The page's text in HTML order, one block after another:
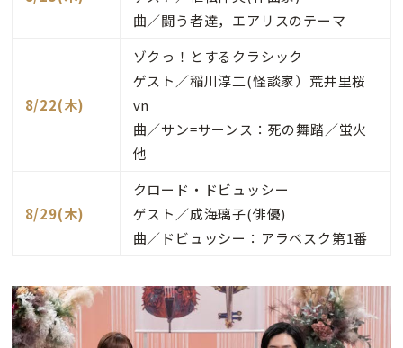
曲／闘う者達，エアリスのテーマ
8/22(木)
ゾクっ！とするクラシック
ゲスト／稲川淳二(怪談家）荒井里桜
vn
曲／サン=サーンス：死の舞踏／蛍火
他
8/29(木)
クロード・ドビュッシー
ゲスト／成海璃子(俳優)
曲／ドビュッシー：アラベスク第1番